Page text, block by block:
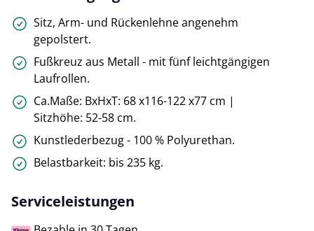
Sitz, Arm- und Rückenlehne angenehm
gepolstert.
Fußkreuz aus Metall - mit fünf leichtgängigen
Laufrollen.
Ca.Maße: BxHxT: 68 x116-122 x77 cm |
Sitzhöhe: 52-58 cm.
Kunstlederbezug - 100 % Polyurethan.
Belastbarkeit: bis 235 kg.
Serviceleistungen